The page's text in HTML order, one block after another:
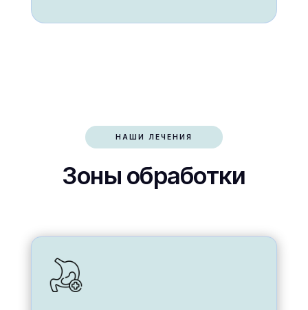
НАШИ ЛЕЧЕНИЯ
Зоны обработки